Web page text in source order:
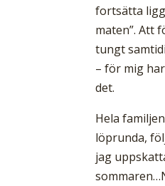
fortsätta
maten”. Att
tungt
– för mig
det.
Hela
löprunda,
jag